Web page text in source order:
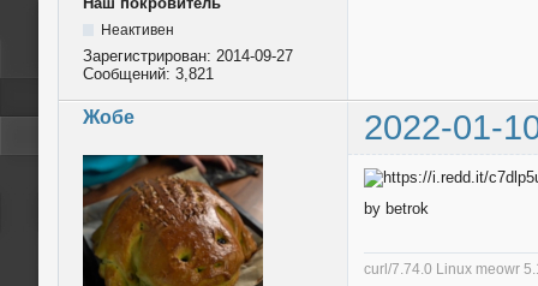
Неактивен
Зарегистрирован: 2014-09-27
Сообщений: 3,821
Жобе 2022-01-
by betrok
curl/7.74.0 Linux meowr